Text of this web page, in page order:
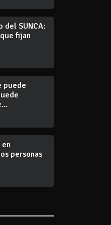
del SUNCA:
fijan
puede
en
personas